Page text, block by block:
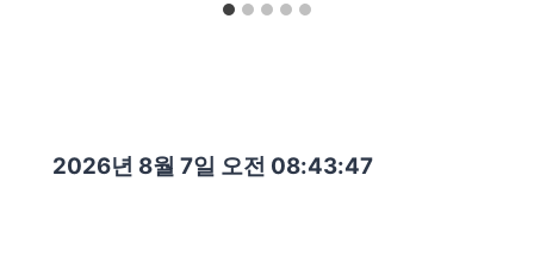
2026년 8월 7일 오전 08:43:49